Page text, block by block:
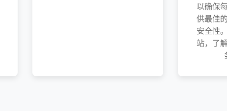
以确保
供最佳
安全性
站，了